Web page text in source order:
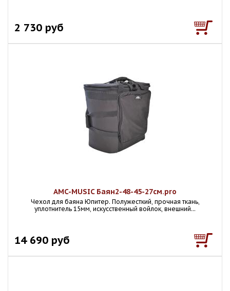
2 730 руб
AMC-MUSIC Баян2-48-45-27см.pro
Чехол для баяна Юпитер. Полужесткий, прочная ткань,
уплотнитель 15мм, искусственный войлок, внешний...
14 690 руб